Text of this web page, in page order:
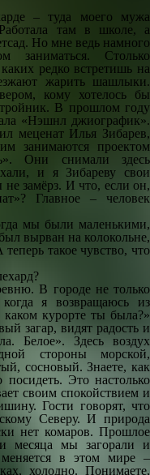
– туда моего мужа
там в школе, а
Но мне ведь намного
заниматься. Столько
редко встретишь на
жарить шашлыки.
кому хотелось бы
В прошлом году
«Нэшнл джиографик».
меценат Илья Зибарев,
занимаются проектом
Они снимали здесь
и я Зибареву свои
замёрз. И что, если он,
Главное – человек
мы были маленькими,
вырван на колокольне,
теперь такое чувство, что
В городе не только
я возвращаюсь из
курорте ты была?»
загар, видят радость и
Белое». Здесь воздух
стороны морской,
сосновый. Знаете, как
Это настолько
своим спокойствием и
Гости говорят, что
Северу. И природа
нет комаров. Прошлое
месяца мы загорали и
в этом мире –
холодно. Понимаете,